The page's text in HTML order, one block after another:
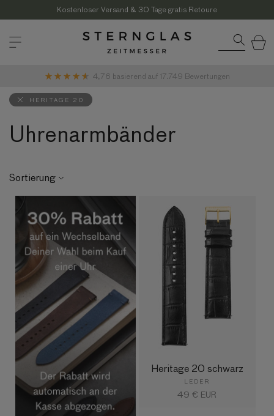
Inhalt
Kostenloser Versand & 30 Tage gratis Retoure
4,76 basierend auf 17.749 Bewertungen
HERITAGE 20
Uhrenarmbänder
Sortierung
Heritage 20 schwarz
LEDER
Normaler
49 € EUR